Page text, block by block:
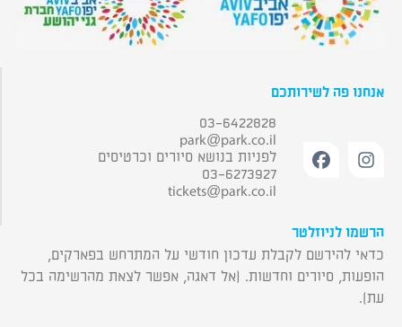
אנחנו פה לשירותכם
03-6422828
park@park.co.il
לפניות בנושא סיורים וכרטיסים
03-6273927
tickets@park.co.il
הרשמו לניוזלטר
כדאי להירשם לקבלת עדכון חודשי על המתרחש בפארקים,
הופעות, סיורים וחדשות. (אל דאגה, אפשר לצאת מהרשימה בכל
עת).